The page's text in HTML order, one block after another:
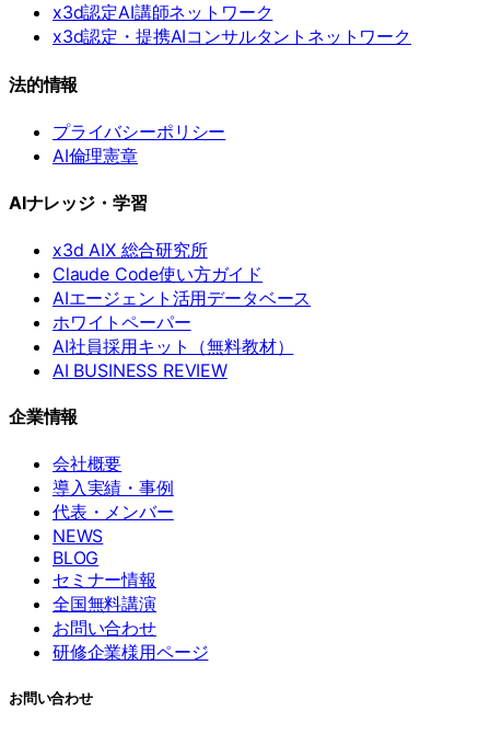
x3d認定AI講師ネットワーク
x3d認定・提携AIコンサルタントネットワーク
法的情報
プライバシーポリシー
AI倫理憲章
AIナレッジ・学習
x3d AIX 総合研究所
Claude Code使い方ガイド
AIエージェント活用データベース
ホワイトペーパー
AI社員採用キット（無料教材）
AI BUSINESS REVIEW
企業情報
会社概要
導入実績・事例
代表・メンバー
NEWS
BLOG
セミナー情報
全国無料講演
お問い合わせ
研修企業様用ページ
お問い合わせ